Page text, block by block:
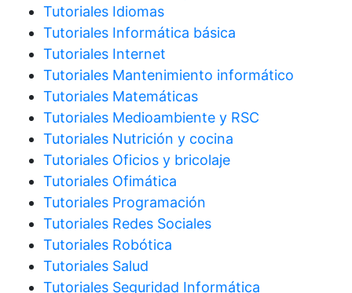
Tutoriales Idiomas
Tutoriales Informática básica
Tutoriales Internet
Tutoriales Mantenimiento informático
Tutoriales Matemáticas
Tutoriales Medioambiente y RSC
Tutoriales Nutrición y cocina
Tutoriales Oficios y bricolaje
Tutoriales Ofimática
Tutoriales Programación
Tutoriales Redes Sociales
Tutoriales Robótica
Tutoriales Salud
Tutoriales Seguridad Informática